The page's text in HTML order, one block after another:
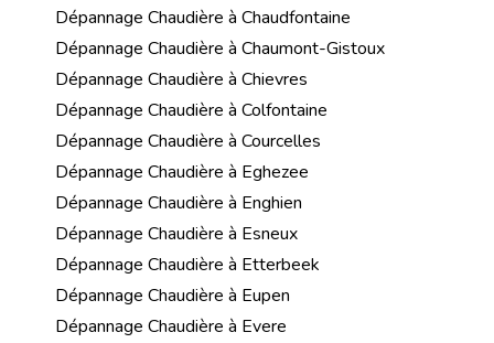
Dépannage Chaudière à Chaudfontaine
Dépannage Chaudière à Chaumont-Gistoux
Dépannage Chaudière à Chievres
Dépannage Chaudière à Colfontaine
Dépannage Chaudière à Courcelles
Dépannage Chaudière à Eghezee
Dépannage Chaudière à Enghien
Dépannage Chaudière à Esneux
Dépannage Chaudière à Etterbeek
Dépannage Chaudière à Eupen
Dépannage Chaudière à Evere